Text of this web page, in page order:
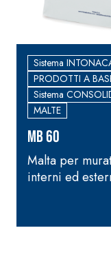
Sistema
PRODOTTI A
Sistema
MALTE
MB 60
Malta per
interni ed